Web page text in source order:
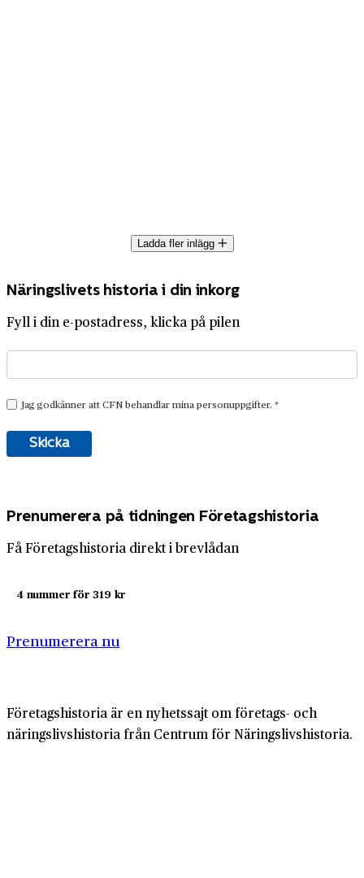
Ladda fler inlägg
Näringslivets historia i din inkorg
Fyll i din e-postadress, klicka på pilen
Prenumerera på tidningen Företagshistoria
Få Företagshistoria direkt i brevlådan
4 nummer för 319 kr
Prenumerera nu
Företagshistoria är en nyhetssajt om företags- och
näringslivshistoria från Centrum för Näringslivshistoria.